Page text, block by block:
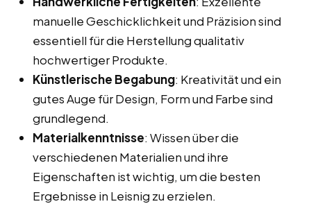
manuelle Geschicklichkeit und Präzision sind
essentiell für die Herstellung qualitativ
hochwertiger Produkte.
Künstlerische Begabung: Kreativität und ein
gutes Auge für Design, Form und Farbe sind
grundlegend.
Materialkenntnisse: Wissen über die
verschiedenen Materialien und ihre
Eigenschaften ist wichtig, um die besten
Ergebnisse in Leisnig zu erzielen.